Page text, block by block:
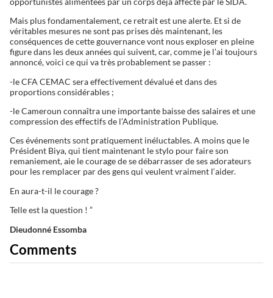
Mais plus fondamentalement, ce retrait est une alerte. Et si de
véritables mesures ne sont pas prises dès maintenant, les
conséquences de cette gouvernance vont nous exploser en pleine
figure dans les deux années qui suivent, car, comme je l’ai toujours
annoncé, voici ce qui va très probablement se passer :
-le CFA CEMAC sera effectivement dévalué et dans des
proportions considérables ;
-le Cameroun connaîtra une importante baisse des salaires et une
compression des effectifs de l’Administration Publique.
Ces événements sont pratiquement inéluctables. A moins que le
Président Biya, qui tient maintenant le stylo pour faire son
remaniement, aie le courage de se débarrasser de ses adorateurs
pour les remplacer par des gens qui veulent vraiment l‘aider.
En aura-t-il le courage ?
Telle est la question ! ”
Dieudonné Essomba
Comments